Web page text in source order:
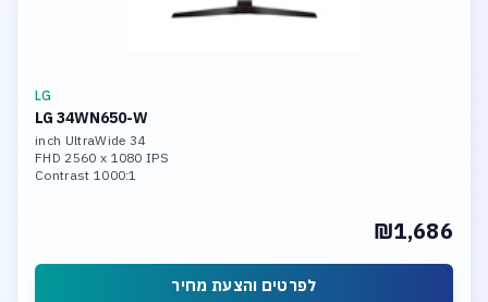
LG
LG 34WN650-W
34 inch UltraWide
FHD 2560 x 1080 IPS
Contrast 1000:1
₪1,686
לפרטים והצעת מחיר